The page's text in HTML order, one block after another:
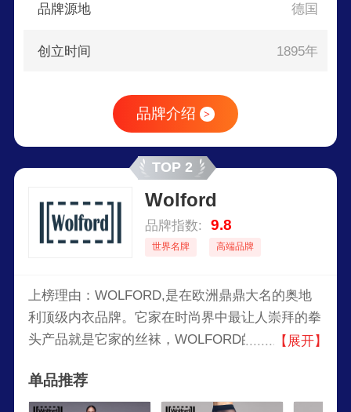
品牌源地 德国
创立时间 1895年
品牌介绍 >
TOP 2
Wolford
品牌指数: 9.8
世界名牌 高端品牌
上榜理由：WOLFORD,是在欧洲鼎鼎大名的奥地
利顶级内衣品牌。它家在时尚界中最让人崇拜的拳
头产品就是它家的丝袜，WOLFORD的丝袜可能是
世界上最薄的丝袜，袜子纤维的纤度单位竟然达到
匪夷所思的5DEN。象NicoleKidman,以及王菲等是
【展开】
单品推荐